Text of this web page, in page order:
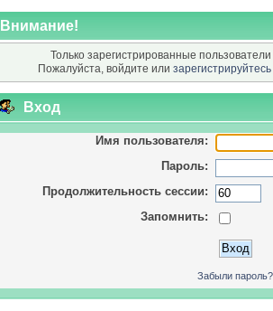
Внимание!
Только зарегистрированные
Пожалуйста, войдите или зарегистрируйтесь
Вход
Имя пользователя:
Пароль:
Продолжительность сессии:
Запомнить:
Забыли пароль?